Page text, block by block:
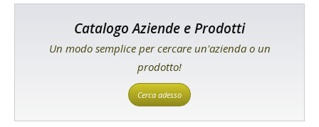
Catalogo Aziende e Prodotti
Un modo semplice per cercare un'azienda o un
prodotto!
Cerca adesso